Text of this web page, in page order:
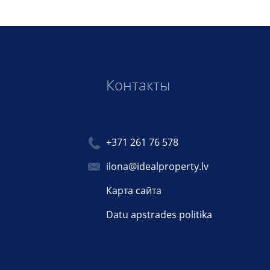
Контакты
+371 261 76 578
ilona@idealproperty.lv
Карта сайта
Datu apstrades politika